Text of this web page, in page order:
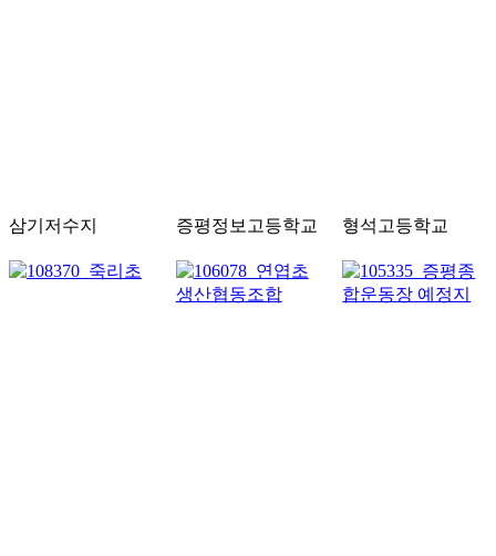
삼기저수지 증평정보고등학교 형석고등학교